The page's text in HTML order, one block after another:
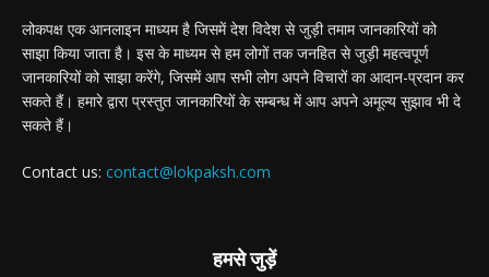
लोकपक्ष एक आनलाइन माध्यम है जिसमें देश विदेश से जुड़ी तमाम जानकारियों को
साझा किया जाता है। इस के माध्यम से हम लोगों तक जनहित से जुड़ी महत्वपूर्ण
जानकारियों को साझा करेंगे, जिसमें आप सभी लोग अपने विचारों का आदान-प्रदान कर
सकते हैं। हमारे द्वारा प्रस्तुत जानकारियों के सम्बन्ध में आप अपने अमूल्य सुझाव भी दे
सकते हैं।
Contact us: contact@lokpaksh.com
हमसे जुड़ें